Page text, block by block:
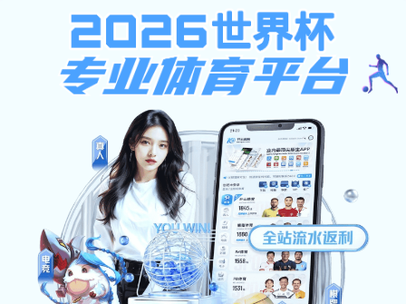
安博体育-安博（中国）
网站首页 通知公告 新闻动态